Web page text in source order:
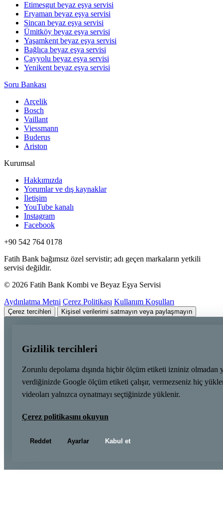
Etimesgut beyaz eşya servisi
Eryaman beyaz eşya servisi
Sincan beyaz eşya servisi
Ümitköy beyaz eşya servisi
Yaşamkent beyaz eşya servisi
Bağlıca beyaz eşya servisi
Çayyolu beyaz eşya servisi
Yenikent beyaz eşya servisi
Soru Bankası
Arçelik
Bosch
Vaillant
Viessmann
Buderus
Ariston
Kurumsal
Hakkımızda
Yorumlar ve dış kaynaklar
İletişim
YouTube kanalı
Instagram
Facebook
+90 542 764 0178
Fatih Bank bağımsız özel servistir; adı geçen markaların yetkili
servisi değildir.
© 2026 Fatih Bank Kombi ve Beyaz Eşya Servisi
Aydınlatma Metni Çerez Politikası Kullanım Koşulları
Çerez tercihleri Kişisel verilerimi satmayın veya paylaşmayın
Gizlilik tercihleri
Zorunlu depolama dışında hiçbir ölçüm etiketi izniniz olmadan
verdiğinizde Google ölçüm etiketi çalışır, vermezseniz hiç
videoları yalnızca oynatmayı seçtiğinizde yüklenir.
Çerez politikasını okuyun
Reddet Ayarlar Kabul et